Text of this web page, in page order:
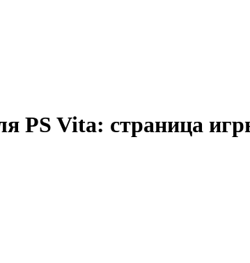
PS Vita: страница